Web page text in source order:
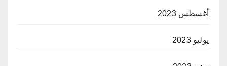
أغسطس 2023
يوليو 2023